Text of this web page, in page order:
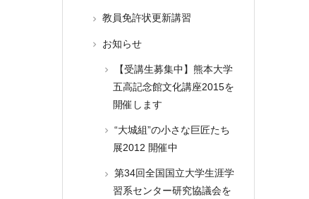
教員免許状更新講習
お知らせ
【受講生募集中】熊本大学
五高記念館文化講座2015を
開催します
“大城組”の小さな巨匠たち
展2012 開催中
第34回全国国立大学生涯学
習系センター研究協議会を